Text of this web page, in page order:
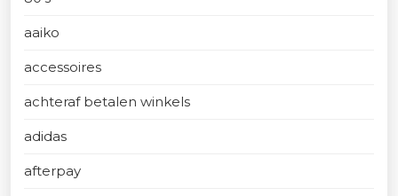
aaiko
accessoires
achteraf betalen winkels
adidas
afterpay